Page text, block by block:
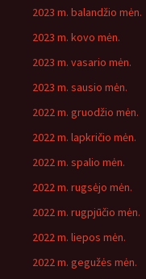
2023 m. balandžio mėn.
2023 m. kovo mėn.
2023 m. vasario mėn.
2023 m. sausio mėn.
2022 m. gruodžio mėn.
2022 m. lapkričio mėn.
2022 m. spalio mėn.
2022 m. rugsėjo mėn.
2022 m. rugpjūčio mėn.
2022 m. liepos mėn.
2022 m. gegužės mėn.